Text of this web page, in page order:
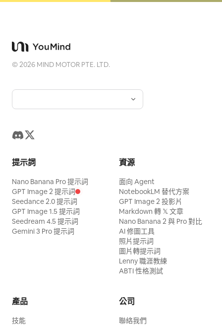
©2026 MIND MOTOR PTE. LTD.
提示詞
Nano Banana Pro 提示詞
GPT Image 2 提示詞
Seedance 2.0 提示詞
GPT Image 1.5 提示詞
Seedream 4.5 提示詞
Gemini 3 Pro 提示詞
資源
面向 Agent
NotebookLM 替代方案
GPT Image 2 投影片
Markdown 轉 𝕏 文章
Nano Banana 2 與 Pro 對比
AI 修圖工具
照片提示詞
圖片轉提示詞
Lenny 職涯教練
ABTI 性格測試
產品
技能
公司
聯絡我們